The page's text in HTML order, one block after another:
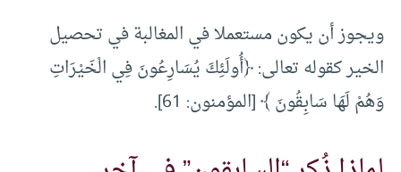
ويجوز أن يكون مستعملا في المغالبة في تحصيل
الخير كقوله تعالى: ﴿أُولَئِكَ يُسَارِعُونَ فِي الْخَيْرَاتِ
وَهُمْ لَهَا سَابِقُونَ ﴾ [المؤمنون: 61].